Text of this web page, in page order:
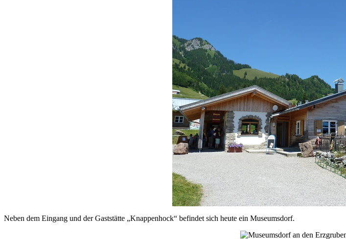
Neben dem Eingang und der Gaststätte „Knappenhock“ befindet sich heute ein Museumsdorf.